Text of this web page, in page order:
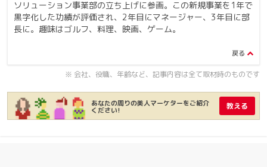
ソリューション事業部の立ち上げに参画。この新規事業を1年で
黒字化した功績が評価され、2年目にマネージャー、3年目に部
長に。 趣味はゴルフ、料理、映画、ゲーム。
※ 会社、役職、年齢など、記事内容は全て取材時のものです
あなたの周りの美人マーケターをご紹介
ください! 教える